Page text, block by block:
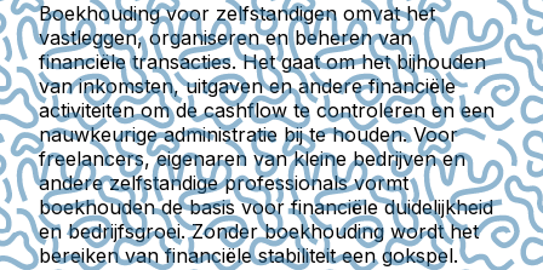
Boekhouding voor zelfstandigen omvat het
vastleggen, organiseren en beheren van
financiële transacties. Het gaat om het bijhouden
van inkomsten, uitgaven en andere financiële
activiteiten om de cashflow te controleren en een
nauwkeurige administratie bij te houden. Voor
freelancers, eigenaren van kleine bedrijven en
andere zelfstandige professionals vormt
boekhouden de basis voor financiële duidelijkheid
en bedrijfsgroei. Zonder boekhouding wordt het
bereiken van financiële stabiliteit een gokspel.